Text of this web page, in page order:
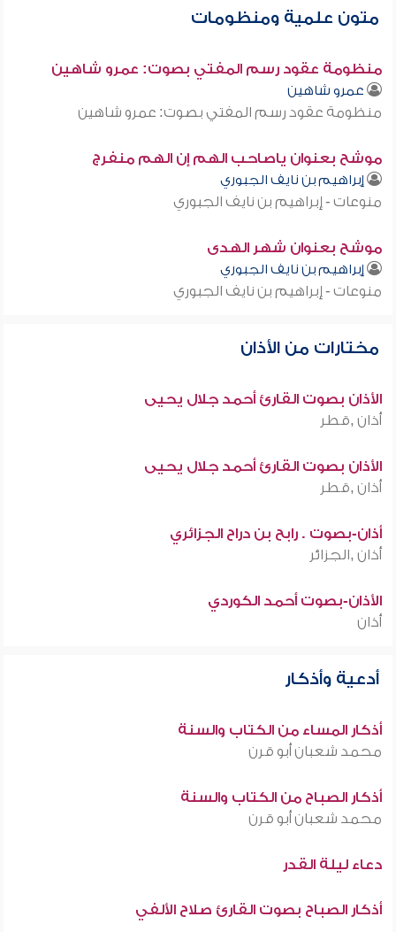
متون علمية ومنظومات
منظومة عقود رسم المفتي بصوت: عمرو شاهين
عمرو شاهين
منظومة عقود رسم المفتي بصوت: عمرو شاهين
موشح بعنوان ياصاحب الهم إن الهم منفرج
إبراهيم بن نايف الجبوري
منوعات - إبراهيم بن نايف الجبوري
موشح بعنوان شهر الهدى
إبراهيم بن نايف الجبوري
منوعات - إبراهيم بن نايف الجبوري
مختارات من الأذان
الأذان بصوت القارئ أحمد جلال يحيى
أذان ,قطر
الأذان بصوت القارئ أحمد جلال يحيى
أذان ,قطر
أذان-بصوت . رابح بن دراح الجزائري
أذان ,الجزائر
الأذان-بصوت أحمد الكوردي
أذان
أدعية وأذكار
أذكار المساء من الكتاب والسنة
محمد شعبان أبو قرن
أذكار الصباح من الكتاب والسنة
محمد شعبان أبو قرن
دعاء ليلة القدر
أذكار الصباح بصوت القارئ صلاح الألفي